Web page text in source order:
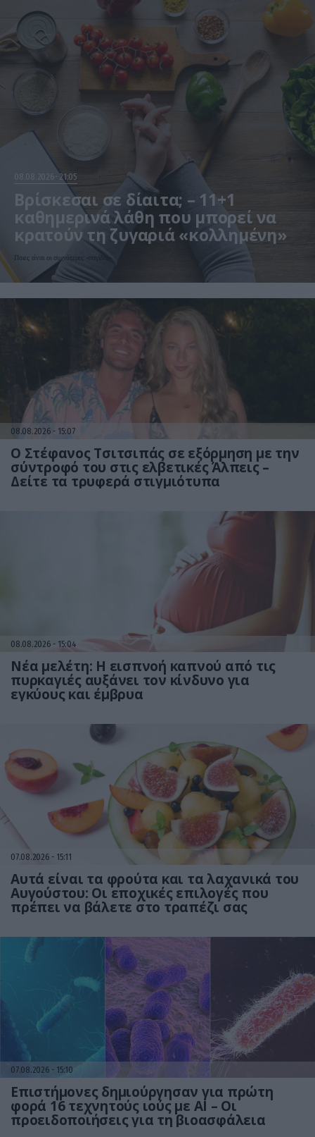
08.08.2026 21:05
Βρίσκεσαι σε δίαιτα; – 11+1
καθημερινά λάθη που μπορεί να
κρατούν τη ζυγαριά «κολλημένη»
Ποιες είναι οι συχνότερες «παγίδες»
08.08.2026 15:07
Ο Στέφανος Τσιτσιπάς σε εξόρμηση με την
σύντροφό του στις ελβετικές Άλπεις –
Δείτε τα τρυφερά στιγμιότυπα
08.08.2026 15:04
Νέα μελέτη: Η εισπνοή καπνού από τις
πυρκαγιές αυξάνει τον κίνδυνο για
εγκύους και έμβρυα
07.08.2026 15:11
Αυτά είναι τα φρούτα και τα λαχανικά του
Αυγούστου: Οι εποχικές επιλογές που
πρέπει να βάλετε στο τραπέζι σας
07.08.2026 15:10
Επιστήμονες δημιούργησαν για πρώτη
φορά 16 τεχνητούς ιούς με AI – Οι
προειδοποιήσεις για τη βιοασφάλεια